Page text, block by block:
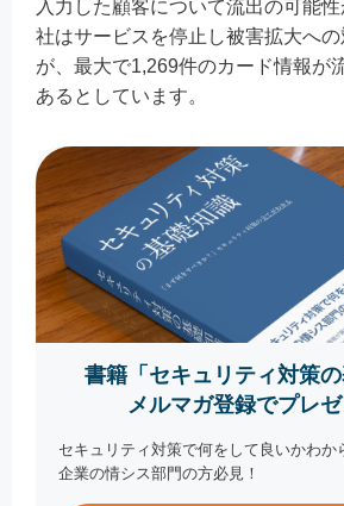
入力した顧客について流出の可能
社はサービスを停止し被害拡大へ
が、最大で1,269件のカード情報が
あるとしています。
書籍「セキュリティ対策の
メルマガ登録でプレゼ
セキュリティ対策で何をして良いかわか
企業の情シス部門の方必見！